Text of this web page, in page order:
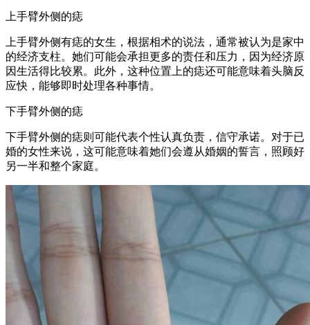
上手臂外侧的痣
上手臂外侧有痣的女生，根据相术的说法，通常被认为是家中
的经济支柱。她们可能会承担更多的责任和压力，因为经济原
因生活得比较累。此外，这种位置上的痣还可能意味着头脑反
应快，能够即时处理各种事情。
下手臂外侧的痣
下手臂外侧的痣则可能代表个性认真负责，信守承诺。对于已
婚的女性来说，这可能意味着她们会遵从婚姻的誓言，照顾好
另一半和整个家庭。